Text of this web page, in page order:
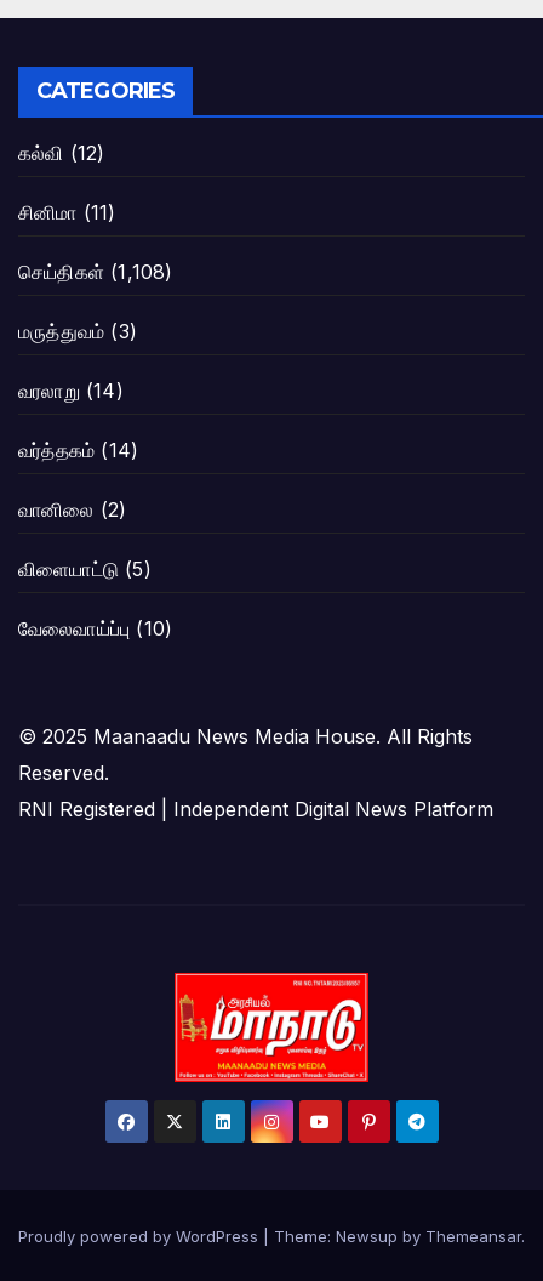
CATEGORIES
கல்வி (12)
சினிமா (11)
செய்திகள் (1,108)
மருத்துவம் (3)
வரலாறு (14)
வர்த்தகம் (14)
வானிலை (2)
விளையாட்டு (5)
வேலைவாய்ப்பு (10)
© 2025 Maanaadu News Media House. All Rights
Reserved.
RNI Registered | Independent Digital News Platform
Proudly powered by WordPress Theme: Newsup by Themeansar.